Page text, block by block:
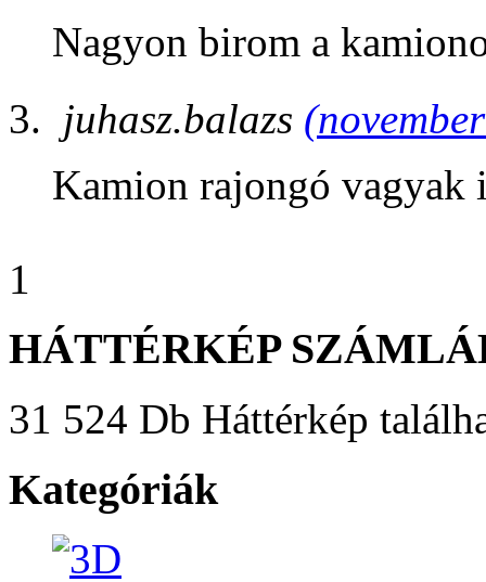
Nagyon birom a
juhasz.balazs
Kamion rajongó vagyak
1
HÁTTÉRKÉP
31 524 Db Háttérkép
Kategóriák